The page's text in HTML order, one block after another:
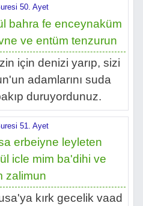
50. Ayet
bahra fe enceynaküm
ve entüm tenzurun
için denizi yarıp, sizi
adamlarını suda
duruyordunuz.
51. Ayet
erbeiyne leyleten
icle mim ba'dihi ve
zalimun
kırk gecelik vaad